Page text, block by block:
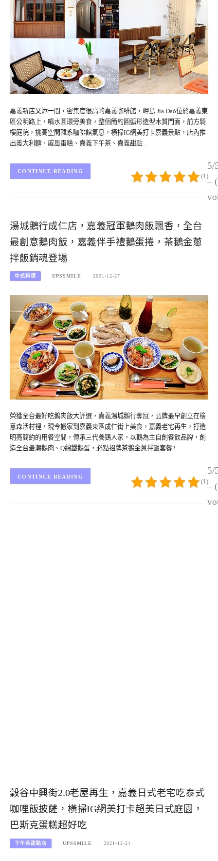
嘉義新店又添一間，密集度很高的嘉義咖啡館，岬島 Jia Daò位於嘉義東
區公明路上，噴水圓環旁美食，整個簡約圓弧形造型木質門面，前方騎
樓庭院，挑高空間韓系咖啡館氣息，橫掃IG網美打卡嘉義景點，店內推
出義大利麵、戚風蛋糕、嘉義下午茶、嘉義甜點…
5/
–
(1)
CONTINUE READING
湯城鵝行成仁店，嘉義冠軍鵝肉飯飄香，全台
最創意鵝肉飯，嘉義伴手禮鵝蛋捲，茶鵝金蔥
拌飯銷魂登場
中式料理 UPSSMILE 2021-12-27
榮獲全台最好吃鵝肉飯大評選，嘉義湯城鵝行奪冠，品牌最早創立在檜
意森活村裡，現今搬家到嘉義東區成仁街上美食，嘉義老宅再生，打造
明亮簡約的用餐空間，傳承三代養鵝人家，以鵝為主自創餐飲品牌，創
造全台最潮鵝肉、Q綿鐵鵝蛋，必點招牌茶鵝金蔥拌飯套餐2…
5/
–
(1)
CONTINUE READING
穀谷中興街2.0老屋再生，嘉義日式老宅吃泰式
咖哩飯披薩，橫掃IG網美打卡超美日式庭園，
巴斯克蛋糕超好吃
下午茶甜點店 UPSSMILE 2021-12-21